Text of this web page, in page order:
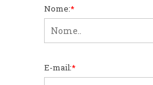
Nome:*
E-mail:*